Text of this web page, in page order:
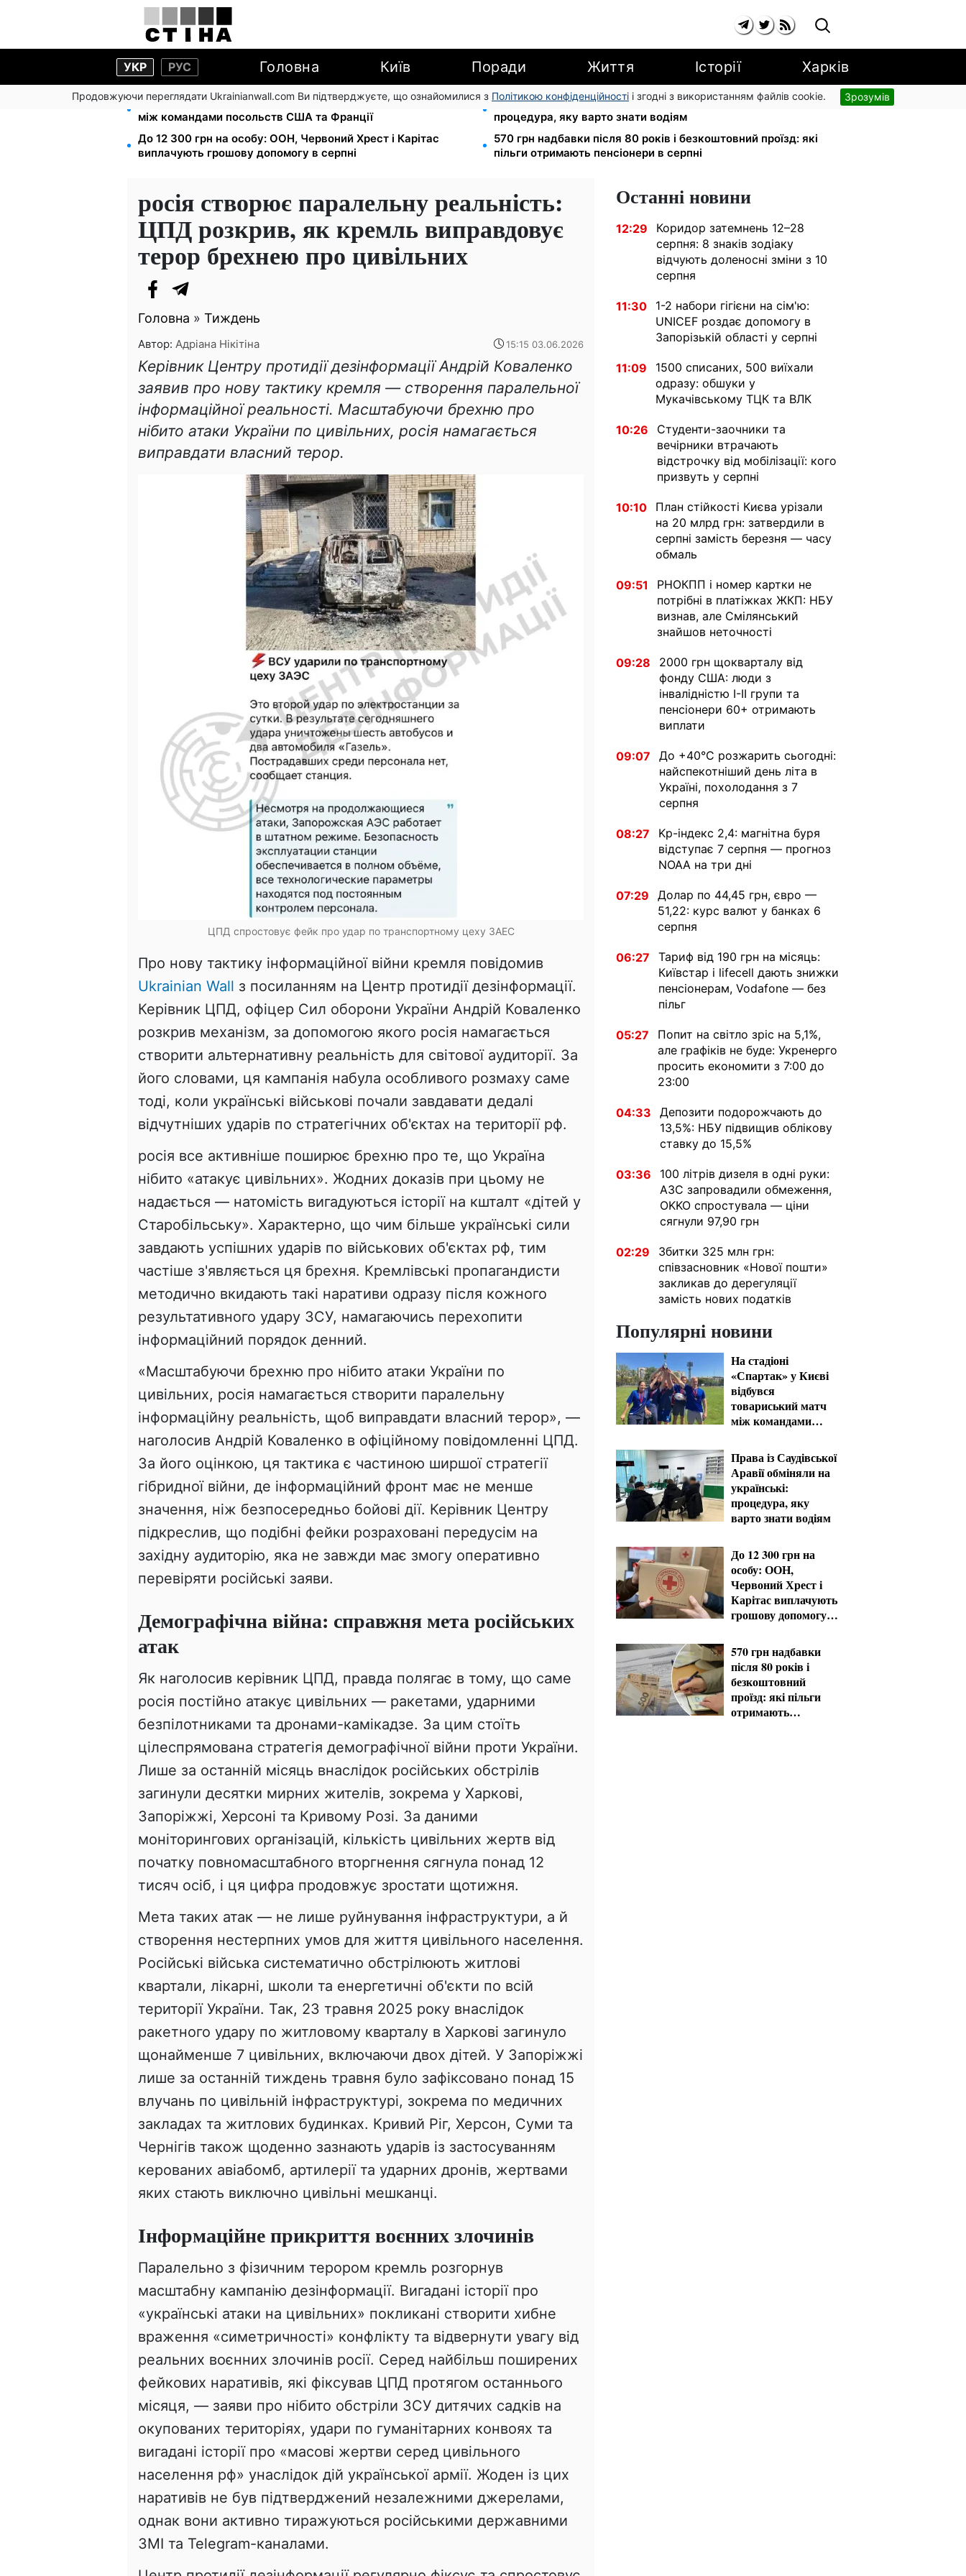
УКР РУС Головна Київ Поради Життя Історії Харків
Продовжуючи переглядати Ukrainianwall.com Ви підтверджуєте, що ознайомилися з Політикою конфіденційності і згодні з використанням файлів cookie. Зрозумів
На стадіоні «Спартак» у Києві відбувся товариський матч
між командами посольств США та Франції
Права із Саудівської Аравії обміняли на українські:
процедура, яку варто знати водіям
До 12 300 грн на особу: ООН, Червоний Хрест і Карітас
виплачують грошову допомогу в серпні
570 грн надбавки після 80 років і безкоштовний проїзд: які
пільги отримають пенсіонери в серпні
росія створює паралельну реальність:
ЦПД розкрив, як кремль виправдовує
терор брехнею про цивільних
Головна » Тиждень
Автор: Адріана Нікітіна 15:15 03.06.2026
Керівник Центру протидії дезінформації Андрій Коваленко
заявив про нову тактику кремля — створення паралельної
інформаційної реальності. Масштабуючи брехню про
нібито атаки України по цивільних, росія намагається
виправдати власний терор.
ЦПД спростовує фейк про удар по транспортному цеху ЗАЕС
Про нову тактику інформаційної війни кремля повідомив
Ukrainian Wall з посиланням на Центр протидії дезінформації.
Керівник ЦПД, офіцер Сил оборони України Андрій Коваленко
розкрив механізм, за допомогою якого росія намагається
створити альтернативну реальність для світової аудиторії. За
його словами, ця кампанія набула особливого розмаху саме
тоді, коли українські військові почали завдавати дедалі
відчутніших ударів по стратегічних об'єктах на території рф.
росія все активніше поширює брехню про те, що Україна
нібито «атакує цивільних». Жодних доказів при цьому не
надається — натомість вигадуються історії на кшталт «дітей у
Старобільську». Характерно, що чим більше українські сили
завдають успішних ударів по військових об'єктах рф, тим
частіше з'являється ця брехня. Кремлівські пропагандисти
методично вкидають такі наративи одразу після кожного
результативного удару ЗСУ, намагаючись перехопити
інформаційний порядок денний.
«Масштабуючи брехню про нібито атаки України по
цивільних, росія намагається створити паралельну
інформаційну реальність, щоб виправдати власний терор», —
наголосив Андрій Коваленко в офіційному повідомленні ЦПД.
За його оцінкою, ця тактика є частиною ширшої стратегії
гібридної війни, де інформаційний фронт має не менше
значення, ніж безпосередньо бойові дії. Керівник Центру
підкреслив, що подібні фейки розраховані передусім на
західну аудиторію, яка не завжди має змогу оперативно
перевіряти російські заяви.
Демографічна війна: справжня мета російських
атак
Як наголосив керівник ЦПД, правда полягає в тому, що саме
росія постійно атакує цивільних — ракетами, ударними
безпілотниками та дронами-камікадзе. За цим стоїть
цілеспрямована стратегія демографічної війни проти України.
Лише за останній місяць внаслідок російських обстрілів
загинули десятки мирних жителів, зокрема у Харкові,
Запоріжжі, Херсоні та Кривому Розі. За даними
моніторингових організацій, кількість цивільних жертв від
початку повномасштабного вторгнення сягнула понад 12
тисяч осіб, і ця цифра продовжує зростати щотижня.
Мета таких атак — не лише руйнування інфраструктури, а й
створення нестерпних умов для життя цивільного населення.
Російські війська систематично обстрілюють житлові
квартали, лікарні, школи та енергетичні об'єкти по всій
території України. Так, 23 травня 2025 року внаслідок
ракетного удару по житловому кварталу в Харкові загинуло
щонайменше 7 цивільних, включаючи двох дітей. У Запоріжжі
лише за останній тиждень травня було зафіксовано понад 15
влучань по цивільній інфраструктурі, зокрема по медичних
закладах та житлових будинках. Кривий Ріг, Херсон, Суми та
Чернігів також щоденно зазнають ударів із застосуванням
керованих авіабомб, артилерії та ударних дронів, жертвами
яких стають виключно цивільні мешканці.
Інформаційне прикриття воєнних злочинів
Паралельно з фізичним терором кремль розгорнув
масштабну кампанію дезінформації. Вигадані історії про
«українські атаки на цивільних» покликані створити хибне
враження «симетричності» конфлікту та відвернути увагу від
реальних воєнних злочинів росії. Серед найбільш поширених
фейкових наративів, які фіксував ЦПД протягом останнього
місяця, — заяви про нібито обстріли ЗСУ дитячих садків на
окупованих територіях, удари по гуманітарних конвоях та
вигадані історії про «масові жертви серед цивільного
населення рф» унаслідок дій української армії. Жоден із цих
наративів не був підтверджений незалежними джерелами,
однак вони активно тиражуються російськими державними
ЗМІ та Telegram-каналами.
Останні новини
12:29
Коридор затемнень 12–28
серпня: 8 знаків зодіаку
відчують доленосні зміни з 10
серпня
11:30
1-2 набори гігієни на сім'ю:
UNICEF роздає допомогу в
Запорізькій області у серпні
11:09
1500 списаних, 500 виїхали
одразу: обшуки у
Мукачівському ТЦК та ВЛК
10:26
Студенти-заочники та
вечірники втрачають
відстрочку від мобілізації: кого
призвуть у серпні
10:10
План стійкості Києва урізали
на 20 млрд грн: затвердили в
серпні замість березня — часу
обмаль
09:51
РНОКПП і номер картки не
потрібні в платіжках ЖКП: НБУ
визнав, але Смілянський
знайшов неточності
09:28
2000 грн щокварталу від
фонду США: люди з
інвалідністю I-II групи та
пенсіонери 60+ отримають
виплати
09:07
До +40°С розжарить сьогодні:
найспекотніший день літа в
Україні, похолодання з 7
серпня
08:27
Kp-індекс 2,4: магнітна буря
відступає 7 серпня — прогноз
NOAA на три дні
07:29
Долар по 44,45 грн, євро —
51,22: курс валют у банках 6
серпня
06:27
Тариф від 190 грн на місяць:
Київстар і lifecell дають знижки
пенсіонерам, Vodafone — без
пільг
05:27
Попит на світло зріс на 5,1%,
але графіків не буде: Укренерго
просить економити з 7:00 до
23:00
04:33
Депозити подорожчають до
13,5%: НБУ підвищив облікову
ставку до 15,5%
03:36
100 літрів дизеля в одні руки:
АЗС запровадили обмеження,
OKKO спростувала — ціни
сягнули 97,90 грн
02:29
Збитки 325 млн грн:
співзасновник «Нової пошти»
закликав до дерегуляції
замість нових податків
Популярні новини
На стадіоні
«Спартак» у Києві
відбувся
товариський матч
між командами
Франції
Права із Саудівської
Аравії обміняли на
українські:
процедура, яку
варто знати водіям
До 12 300 грн на
особу: ООН,
Червоний Хрест і
Карітас виплачують
грошову допомогу в
570 грн надбавки
після 80 років і
безкоштовний
проїзд: які пільги
отримають